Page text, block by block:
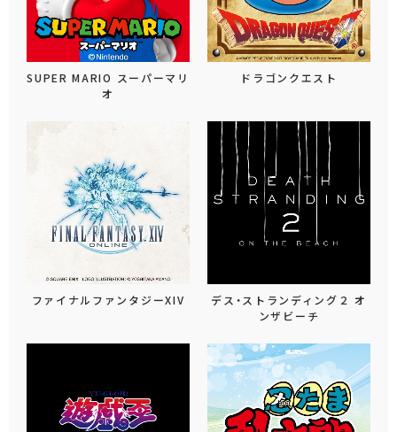
SUPER MARIO スーパーマリ
オ
ドラゴンクエスト
ファイナルファンタジーXIV
デス・ストランディング２ オ
ンザビーチ